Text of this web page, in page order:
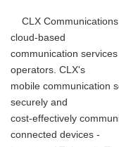
CLX Communications
cloud-based
communication
operators. CLX's
mobile communication
securely and
cost-effectively
connected devices -